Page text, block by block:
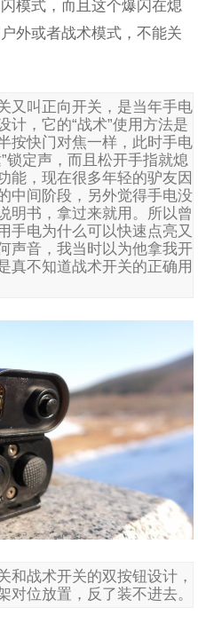
模式，而且这个爆闪在熄
外或者战术模式，不能关
又叫正向开关，是当年手电
计，它的“战术”使用方法是
按快门对焦一样，此时手电
锁定声，而且松开手指就熄
能，现在很多年轻的驴友因
中间阶段，另外觉得手电没
明书，拿过来就用。所以曾
手电为什么可以快速点亮又
声音，我当时以为他拿我开
真不知道战术开关的正确用
和战术开关的双按钮设计，
对位放置，反了装不进去。